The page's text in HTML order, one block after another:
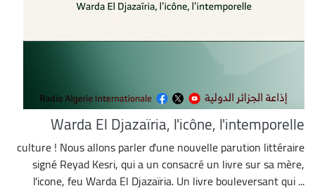
Warda El Djazaïria, l'icône, l'intemporelle
culture ! Nous allons parler d'une nouvelle parution littéraire
signé Reyad Kesri, qui a un consacré un livre sur sa mère,
l'icone, feu Warda El Djazaïria. Un livre bouleversant qui ...